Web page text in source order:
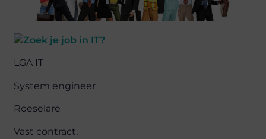
LGA IT
System engineer
Roeselare
Vast contract,